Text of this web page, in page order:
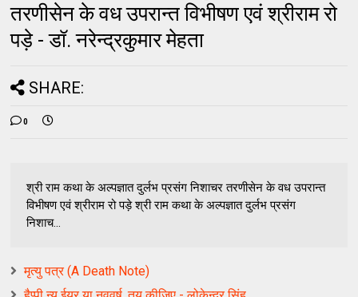
तरणीसेन के वध उपरान्त विभीषण एवं श्रीराम रो
पड़े - डॉ. नरेन्द्रकुमार मेहता
SHARE:
0
श्री राम कथा के अल्पज्ञात दुर्लभ प्रसंग निशाचर तरणीसेन के वध उपरान्त
विभीषण एवं श्रीराम रो पड़े श्री राम कथा के अल्पज्ञात दुर्लभ प्रसंग
निशाच...
मृत्यु पत्र (A Death Note)